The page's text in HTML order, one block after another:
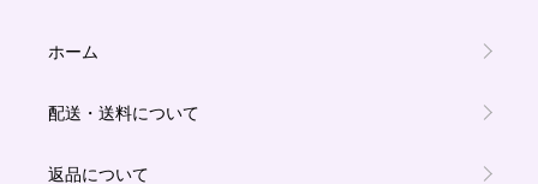
ホーム
配送・送料について
返品について